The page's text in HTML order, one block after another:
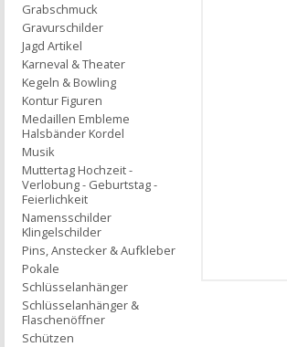
Grabschmuck
Gravurschilder
Jagd Artikel
Karneval & Theater
Kegeln & Bowling
Kontur Figuren
Medaillen Embleme
Halsbänder Kordel
Musik
Muttertag Hochzeit -
Verlobung - Geburtstag -
Feierlichkeit
Namensschilder
Klingelschilder
Pins, Anstecker & Aufkleber
Pokale
Schlüsselanhänger
Schlüsselanhänger &
Flaschenöffner
Schützen